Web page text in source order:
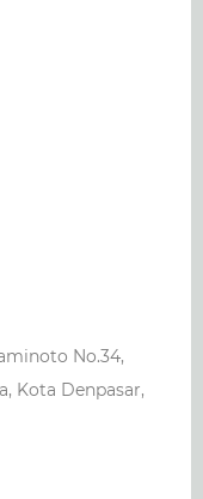
No.34,
Kota Denpasar,